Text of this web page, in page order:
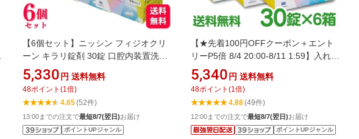
【6個セット】ニッシン フィジオクリ
ーン キラリ錠剤 30錠 口腔内装置洗浄
剤 無香料 中性タイプ 入れ歯 義歯 洗浄
剤
5,330 円 送料無料
48ポイント (1倍)
4.65(52件)
13:00までの注文で最短8/7(翌日)お届け
ポイントUPジャンル
【★先着100円OFFクーポン＋エント
リーP5倍 8/4 20:00-8/11 1:59】入れ歯
洗浄剤 キラリ錠剤 義歯洗浄剤 口腔内
装置洗浄剤 キラリ (錠剤) 6箱セット(1
箱/30粒) フィジオクリーン【送料無
料】
5,340 円 送料無料
48ポイント (1倍)
4.88(49件)
12:00までの注文で最短8/7(翌日)お届け
ポイントUPジャンル